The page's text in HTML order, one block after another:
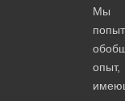
Мы
опыт,